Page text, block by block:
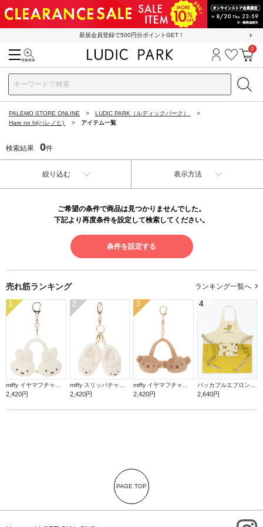
新規会員登録で500円分ポイントGET！
ログイン
お気に
カ
0
PALEMO STORE ONLINE
LUDIC PARK（ルディックパーク）
Hare no hi(ハレノヒ)
アイテム一覧
検索結果 0件
絞り込む 表示方法
ご希望の条件で商品は見つかりませんでした。
下記より再度条件を設定して検索してください。
条件を設定する
売れ筋ランキング ランキング一覧へ
1
2,420円
2
2,420円
3
2,420円
4
2,640円
PAGE TOP